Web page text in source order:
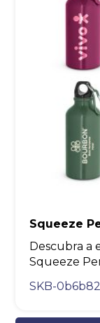
Squeeze
Descubra a
Squeeze
SKB-